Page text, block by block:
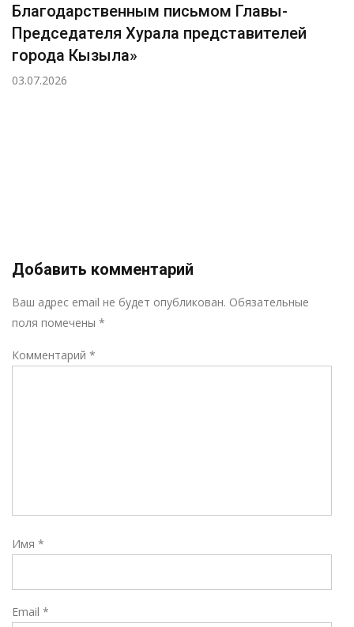
Благодарственным письмом Главы-
Председателя Хурала представителей
города Кызыла»
03.07.2026
Добавить комментарий
Ваш адрес email не будет опубликован. Обязательные
поля помечены *
Комментарий *
Имя *
Email *